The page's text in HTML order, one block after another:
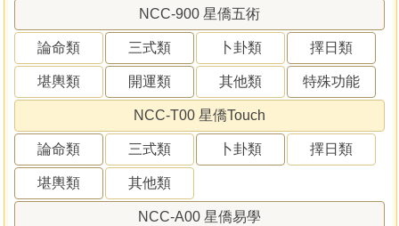
NCC-900 星僑五術
論命類 三式類 卜卦類 擇日類
堪輿類 開運類 其他類 特殊功能
NCC-T00 星僑Touch
論命類 三式類 卜卦類 擇日類
堪輿類 其他類
NCC-A00 星僑易學